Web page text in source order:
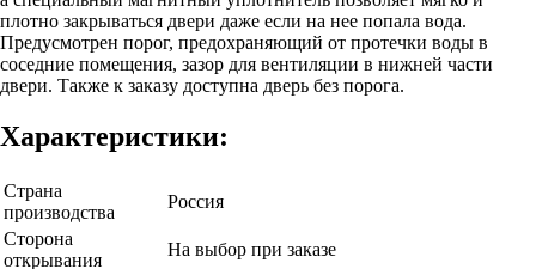
плотно закрываться двери даже если на нее попала вода.
Предусмотрен порог, предохраняющий от протечки воды в
соседние помещения, зазор для вентиляции в нижней части
двери. Также к заказу доступна дверь без порога.
Характеристики:
Страна
производства
Россия
Сторона
открывания
На выбор при заказе